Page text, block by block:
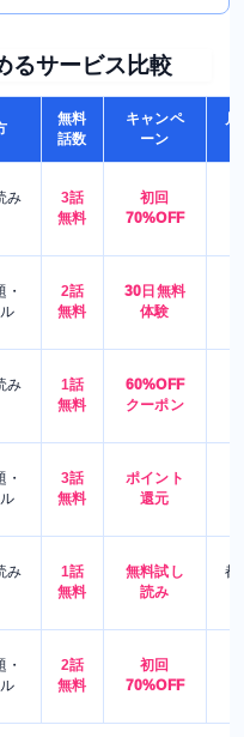
るサービス比較
無料
話数
キャンペ
ーン
月
み
3話
無料
初回
70%OFF
2話
無料
30日無料
体験
み
1話
無料
60%OFF
クーポン
3話
無料
ポイント
還元
み
1話
無料
無料試し
読み
都
2話
無料
初回
70%OFF